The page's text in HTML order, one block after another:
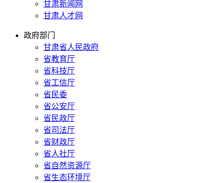
甘肃新闻网
甘肃人才网
政府部门
甘肃省人民政府
省教育厅
省科技厅
省工信厅
省民委
省公安厅
省民政厅
省司法厅
省财政厅
省人社厅
省自然资源厅
省生态环境厅